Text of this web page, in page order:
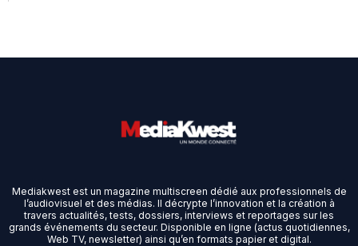
Mediakwest est un magazine multiscreen dédié aux professionnels de
l’audiovisuel et des médias. Il décrypte l’innovation et la création à
travers actualités, tests, dossiers, interviews et reportages sur les
grands événements du secteur. Disponible en ligne (actus quotidiennes,
Web TV, newsletter) ainsi qu’en formats papier et digital.